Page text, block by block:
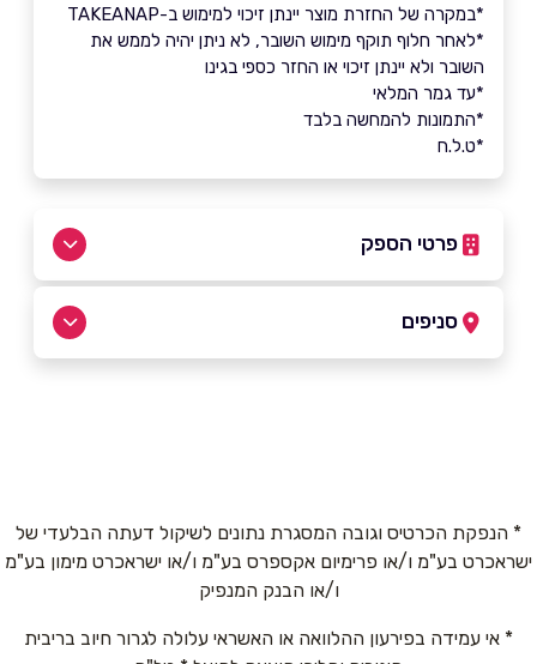
*במקרה של החזרת מוצר יינתן זיכוי למימוש ב-TAKEANAP
*לאחר חלוף תוקף מימוש השובר, לא ניתן יהיה לממש את
השובר ולא יינתן זיכוי או החזר כספי בגינו
*עד גמר המלאי
*התמונות להמחשה בלבד
*ט.ל.ח
פרטי הספק
באתר בפייסבוק באינסטגרם ביוטיוב
טלפון*
אימייל*
סניפים
תל אביב יפו
03-5271757
* הנפקת הכרטיס וגובה המסגרת נתונים לשיקול דעתה הבלעדי של
ישראכרט בע"מ ו/או פרימיום אקספרס בע"מ ו/או ישראכרט מימון בע"מ
ו/או הבנק המנפיק
* אי עמידה בפירעון ההלוואה או האשראי עלולה לגרור חיוב בריבית